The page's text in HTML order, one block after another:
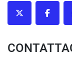
twitter